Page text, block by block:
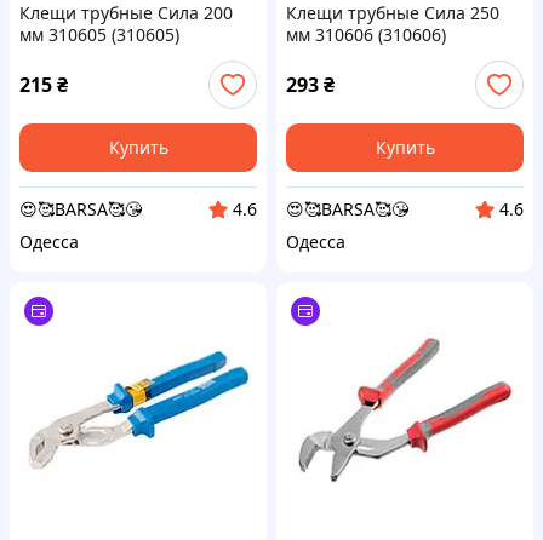
Клещи трубные Сила 200
мм 310605 (310605)
215₴
Купить
😍🥰BARSA🥰😘
4.6
Одесса
Клещи трубные Сила 250
мм 310606 (310606)
293₴
Купить
😍🥰BARSA🥰😘
4.6
Одесса